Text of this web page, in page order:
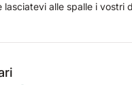
alle spalle i